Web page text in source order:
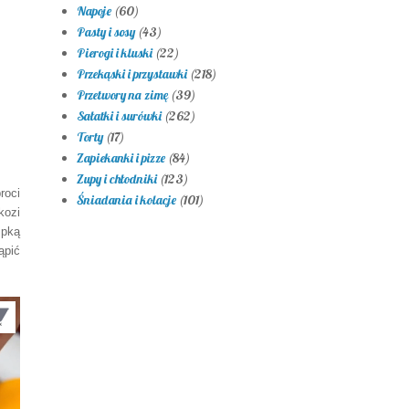
Napoje (60)
Pasty i sosy (43)
Pierogi i kluski (22)
Przekąski i przystawki (218)
Przetwory na zimę (39)
Sałatki i surówki (262)
Torty (17)
Zapiekanki i pizze (84)
Zupy i chłodniki (123)
Śniadania i kolacje (101)